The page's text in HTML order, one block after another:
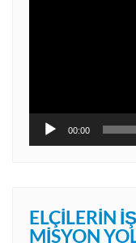
00:00
ELÇILERIN
MISYON